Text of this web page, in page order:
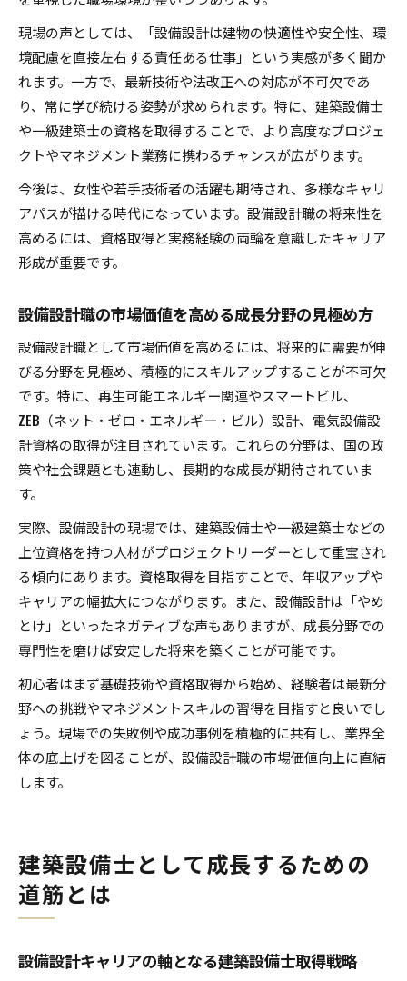
現場の声としては、「設備設計は建物の快適性や安全性、環
境配慮を直接左右する責任ある仕事」という実感が多く聞か
れます。一方で、最新技術や法改正への対応が不可欠であ
り、常に学び続ける姿勢が求められます。特に、建築設備士
や一級建築士の資格を取得することで、より高度なプロジェ
クトやマネジメント業務に携わるチャンスが広がります。
今後は、女性や若手技術者の活躍も期待され、多様なキャリ
アパスが描ける時代になっています。設備設計職の将来性を
高めるには、資格取得と実務経験の両輪を意識したキャリア
形成が重要です。
設備設計職の市場価値を高める成長分野の見極め方
設備設計職として市場価値を高めるには、将来的に需要が伸
びる分野を見極め、積極的にスキルアップすることが不可欠
です。特に、再生可能エネルギー関連やスマートビル、
ZEB（ネット・ゼロ・エネルギー・ビル）設計、電気設備設
計資格の取得が注目されています。これらの分野は、国の政
策や社会課題とも連動し、長期的な成長が期待されていま
す。
実際、設備設計の現場では、建築設備士や一級建築士などの
上位資格を持つ人材がプロジェクトリーダーとして重宝され
る傾向にあります。資格取得を目指すことで、年収アップや
キャリアの幅拡大につながります。また、設備設計は「やめ
とけ」といったネガティブな声もありますが、成長分野での
専門性を磨けば安定した将来を築くことが可能です。
初心者はまず基礎技術や資格取得から始め、経験者は最新分
野への挑戦やマネジメントスキルの習得を目指すと良いでし
ょう。現場での失敗例や成功事例を積極的に共有し、業界全
体の底上げを図ることが、設備設計職の市場価値向上に直結
します。
建築設備士として成長するための
道筋とは
設備設計キャリアの軸となる建築設備士取得戦略